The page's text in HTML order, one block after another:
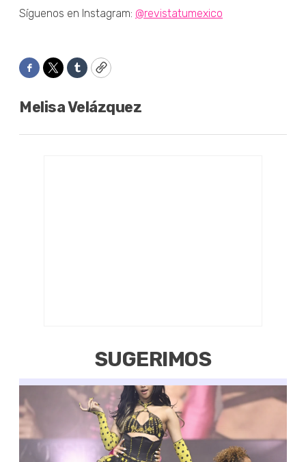
Síguenos en Instagram: @revistatumexico
Facebook
TwitterTumblrCopy
Melisa Velázquez
SUGERIMOS